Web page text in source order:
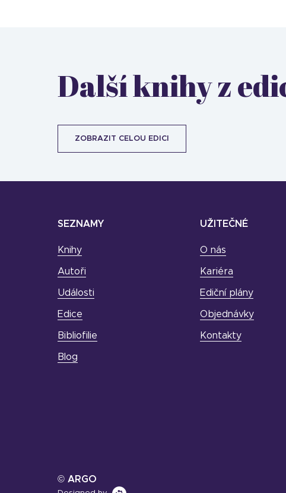
Další knihy z
ZOBRAZIT CELOU EDICI
SEZNAMY
Knihy
Autoři
Události
Edice
Bibliofilie
Blog
UŽITEČNÉ
O nás
Kariéra
Ediční plány
Objednávky
Kontakty
© ARGO